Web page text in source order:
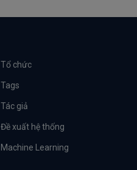
Tổ chức
Tags
Tác giả
Đề xuất hệ thống
Machine Learning